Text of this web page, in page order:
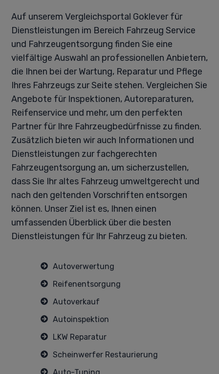
Auf unserem Vergleichsportal Goklever für
Dienstleistungen im Bereich Fahrzeug Service
und Fahrzeugentsorgung finden Sie eine
vielfältige Auswahl an professionellen Anbietern,
die Ihnen bei der Wartung, Reparatur und Pflege
Ihres Fahrzeugs zur Seite stehen. Vergleichen Sie
Angebote für Inspektionen, Autoreparaturen,
Reifenservice und mehr, um den perfekten
Partner für Ihre Fahrzeugbedürfnisse zu finden.
Zusätzlich bieten wir auch Informationen und
Dienstleistungen zur fachgerechten
Fahrzeugentsorgung an, um sicherzustellen,
dass Sie Ihr altes Fahrzeug umweltgerecht und
nach den geltenden Vorschriften entsorgen
können. Unser Ziel ist es, Ihnen einen
umfassenden Überblick über die besten
Dienstleistungen für Ihr Fahrzeug zu bieten.
Autoverwertung
Reifenentsorgung
Autoverkauf
Autoinspektion
LKW Reparatur
Scheinwerfer Restaurierung